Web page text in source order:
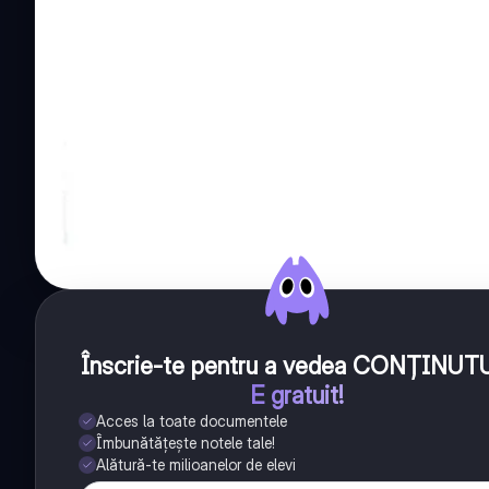
Înscrie-te pentru a vedea
E gratuit!
Acces la toate documentele
Îmbunătățește notele tale!
Alătură-te milioanelor de elevi